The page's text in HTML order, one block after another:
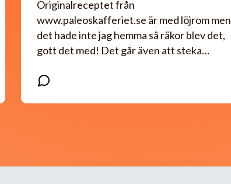
Originalreceptet från
www.paleoskafferiet.se är med löjrom men
det hade inte jag hemma så räkor blev det,
gott det med! Det går även att steka…